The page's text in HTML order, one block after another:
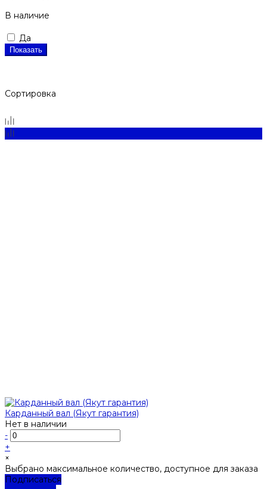
В наличие
Да
Показать
Сортировка
Карданный вал (Якут гарантия)
Нет в наличии
-
+
×
Выбрано максимальное количество, доступное для заказа
Подписаться